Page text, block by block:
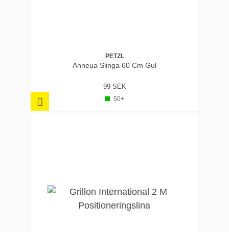
PETZL
Anneua Slinga 60 Cm Gul
99 SEK
50+